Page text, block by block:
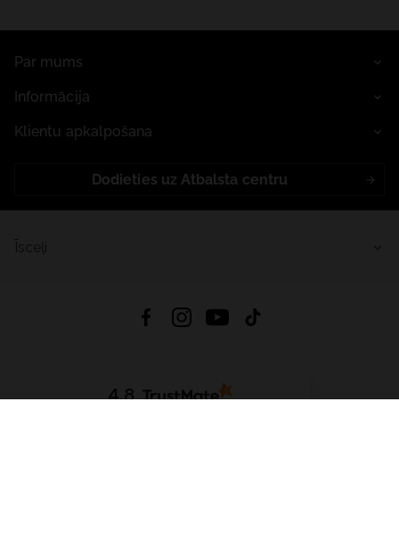
Par mums
Informācija
Klientu apkalpošana
Dodieties uz Atbalsta centru
4.8